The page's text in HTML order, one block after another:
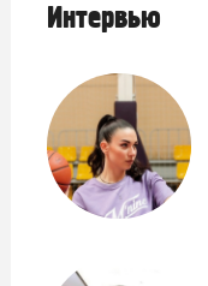
Интервью